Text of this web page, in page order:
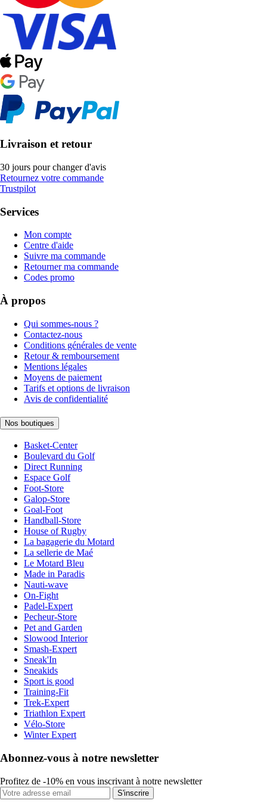
Livraison et retour
30 jours pour changer d'avis
Retournez votre commande
Trustpilot
Services
Mon compte
Centre d'aide
Suivre ma commande
Retourner ma commande
Codes promo
À propos
Qui sommes-nous ?
Contactez-nous
Conditions générales de vente
Retour & remboursement
Mentions légales
Moyens de paiement
Tarifs et options de livraison
Avis de confidentialité
Nos boutiques
Basket-Center
Boulevard du Golf
Direct Running
Espace Golf
Foot-Store
Galop-Store
Goal-Foot
Handball-Store
House of Rugby
La bagagerie du Motard
La sellerie de Maé
Le Motard Bleu
Made in Paradis
Nauti-wave
On-Fight
Padel-Expert
Pecheur-Store
Pet and Garden
Slowood Interior
Smash-Expert
Sneak'In
Sneakids
Sport is good
Training-Fit
Trek-Expert
Triathlon Expert
Vélo-Store
Winter Expert
Abonnez-vous à notre newsletter
Profitez de -10% en vous inscrivant à notre newsletter
S'inscrire